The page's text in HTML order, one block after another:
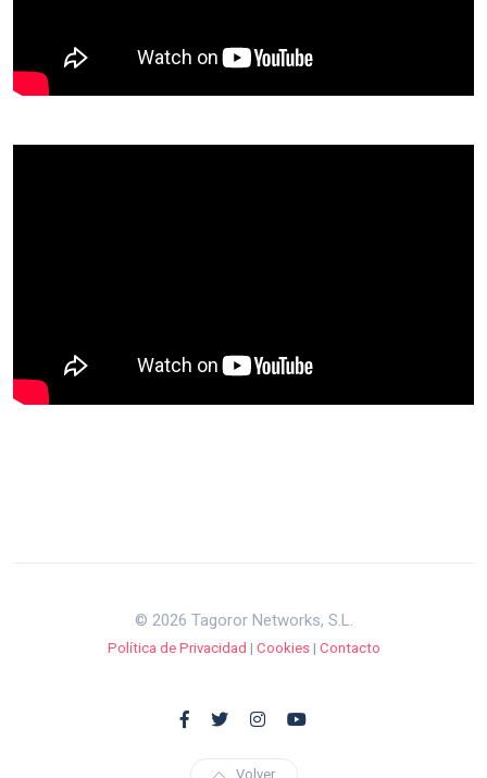
© 2026 Tagoror Networks, S.L.
Política de Privacidad | Cookies| Contacto
Volver